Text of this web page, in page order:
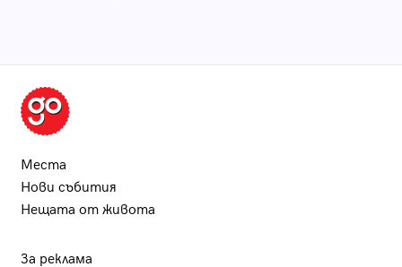
Места
Нови събития
Нещата от живота
За реклама